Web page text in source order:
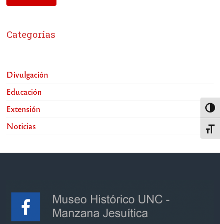
Categorías
Divulgación
Educación
Extensión
Noticias